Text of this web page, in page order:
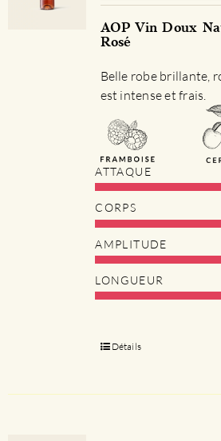
AOP Vin Doux
Rosé
Belle robe brillante,
est intense et frais.
ATTAQUE
CORPS
AMPLITUDE
LONGUEUR
Détails